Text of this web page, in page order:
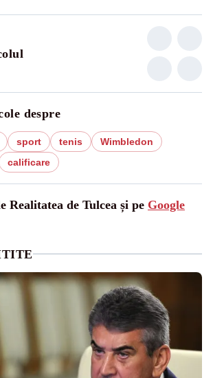
despre
sport tenis
Wimbledon
calificare
Realitatea de Tulcea și pe Google